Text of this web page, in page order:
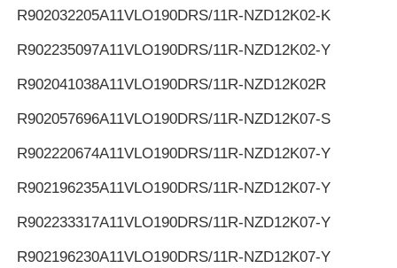
R902032205A11VLO190DRS/11R-NZD12K02-K
R902235097A11VLO190DRS/11R-NZD12K02-Y
R902041038A11VLO190DRS/11R-NZD12K02R
R902057696A11VLO190DRS/11R-NZD12K07-S
R902220674A11VLO190DRS/11R-NZD12K07-Y
R902196235A11VLO190DRS/11R-NZD12K07-Y
R902233317A11VLO190DRS/11R-NZD12K07-Y
R902196230A11VLO190DRS/11R-NZD12K07-Y